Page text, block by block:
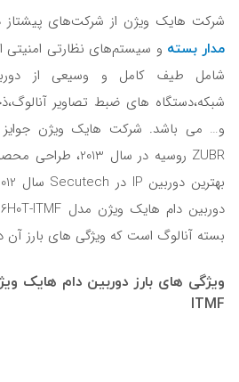
شرکت هایک ویژن از شرکت‌های پیشتاز
مدار بسته و سیستم‌های نظارتی
شامل طیف کامل و وسیعی از
شبکه،دستگاه های ضبط تصاویر
و… می باشد. شرکت هایک ویژن جوایز
بسته آنالوگ است که ویژگی های بارز آن
ITMF